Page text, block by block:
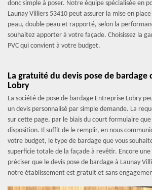
donc simple à poser. Notre équipe spécialisée en
Launay Villiers 53410 peut assurer la mise en
peau, double peau et rapporté, selon la
souhaitez apporter à votre façade. Choisissez la
PVC qui convient à votre budget.
La gratuité du devis pose de bardage
Lobry
La société de pose de bardage Entreprise Lobry
un devis personnalisé par simple demande. La
sur cette page, par le biais du court formulaire
disposition. Il suffit de le remplir, en nous
votre budget, le type de bardage que vous
superficie totale de la façade à revêtir. Encore une
préciser que le devis pose de bardage à Launay
notre établissement est gratuit et sans